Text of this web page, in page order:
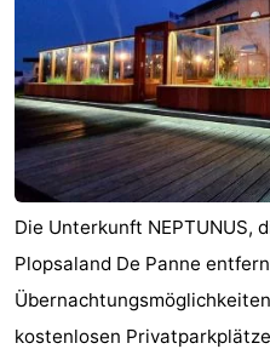
Spielplätze
Indoor-
Spielplätze
-
Minigolfplätze
Wellness-
Zentren
Dörfer
&
Städte
Natur
Sport
Die Unterkunft NEPTUNUS,
Plopsaland De Panne
kostenlosen